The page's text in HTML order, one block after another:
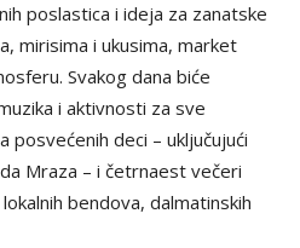
poslastica i ideja za zanatske
mirisima i ukusima, market
Svakog dana biće
i aktivnosti za sve
posvećenih deci – uključujući
Mraza – i četrnaest večeri
bendova, dalmatinskih